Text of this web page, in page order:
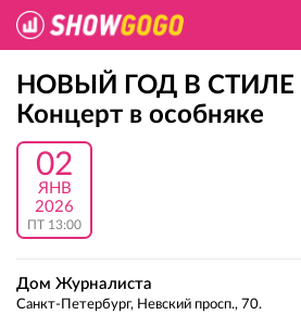
НОВЫЙ ГОД В
Концерт в особняке
02
ЯНВ
2026
ПТ 13:00
Дом Журналиста
Санкт-Петербург, Невский просп., 70.